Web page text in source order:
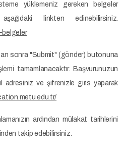
yüklemeniz gereken belgeler
linkten edinebilirsiniz.
belgeler
sonra "Submit" (gönder) butonuna
tamamlanacaktır. Başvurunuzun
ve şifrenizle giris yaparak
ardından mülakat tarihlerini
takip edebilirsiniz.